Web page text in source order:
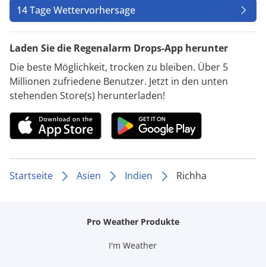
14 Tage Wettervorhersage
Laden Sie die Regenalarm Drops-App herunter
Die beste Möglichkeit, trocken zu bleiben. Über 5
Millionen zufriedene Benutzer. Jetzt in den unten
stehenden Store(s) herunterladen!
Startseite Asien Indien Richha
Pro Weather Produkte
I'm Weather